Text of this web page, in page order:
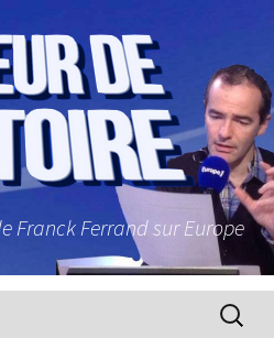
Franck Ferrand sur Europe